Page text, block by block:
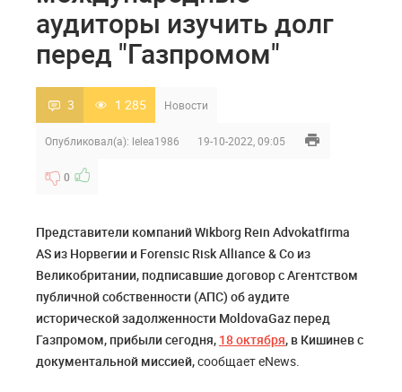
аудиторы изучить долг
перед "Газпромом"
3 1 285 Новости
Опубликовал(а): lelea1986 19-10-2022, 09:05
0
Представители компаний Wikborg Rein Advokatfirma
AS из Норвегии и Forensic Risk Alliance & Co из
Великобритании, подписавшие договор с Агентством
публичной собственности (AПС) об аудите
исторической задолженности MoldovaGaz перед
Газпромом, прибыли сегодня, 18 октября, в Кишинев с
документальной миссией,сообщает eNews.